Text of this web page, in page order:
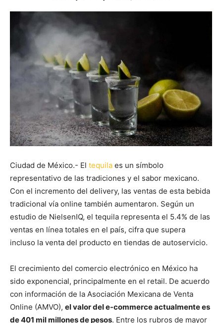
Ciudad de México.- El tequila es un símbolo
representativo de las tradiciones y el sabor mexicano.
Con el incremento del delivery, las ventas de esta bebida
tradicional vía online también aumentaron. Según un
estudio de NielsenIQ, el tequila representa el 5.4% de las
ventas en línea totales en el país, cifra que supera
incluso la venta del producto en tiendas de autoservicio.
El crecimiento del comercio electrónico en México ha
sido exponencial, principalmente en el retail. De acuerdo
con información de la Asociación Mexicana de Venta
Online (AMVO), el valor del e-commerce actualmente es
de 401 mil millones de pesos. Entre los rubros de mayor